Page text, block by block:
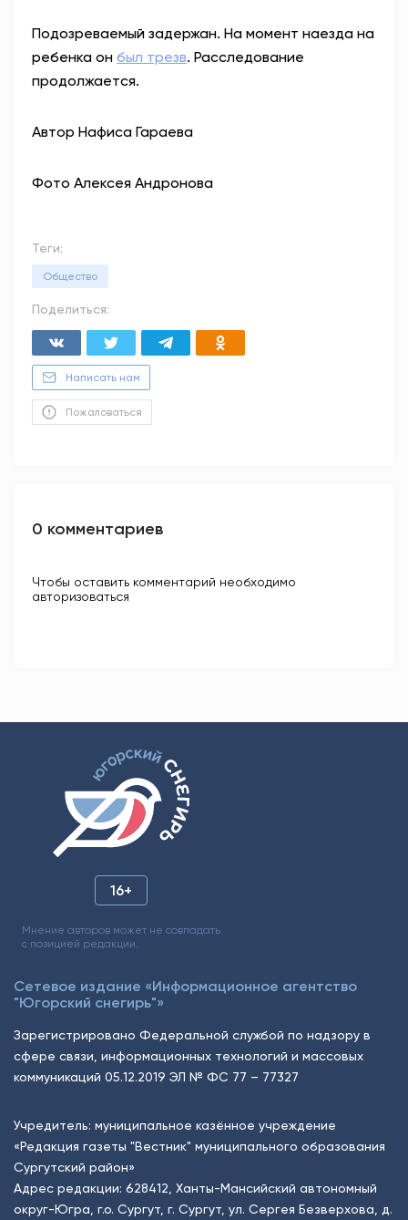
Подозреваемый задержан. На момент наезда на
ребенка он был трезв. Расследование
продолжается.
Автор Нафиса Гараева
Фото Алексея Андронова
Теги:
Общество
Поделиться:
Написать нам
Пожаловаться
0 комментариев
Чтобы оставить комментарий необходимо
авторизоваться
16+
Мнение авторов может не совпадать
с позицией редакции.
Сетевое издание «Информационное агентство
"Югорский снегирь"»
Зарегистрировано Федеральной службой по надзору в
сфере связи, информационных технологий и массовых
коммуникаций 05.12.2019 ЭЛ № ФС 77 – 77327
Учредитель: муниципальное казённое учреждение
«Редакция газеты "Вестник" муниципального образования
Сургутский район»
Адрес редакции: 628412, Ханты-Мансийский автономный
округ-Югра, г.о. Сургут, г. Сургут, ул. Сергея Безверхова, д.